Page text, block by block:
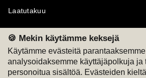
🍪 Mekin käytämme keksejä
Käytämme evästeitä
analysoidaksemme käyttäjäpolkuja ja
personoitua sisältöä. Evästeiden
Laatutakuu
Maksutavat